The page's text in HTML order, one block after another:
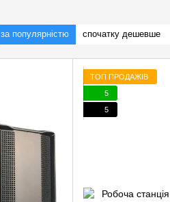
за популярністю спочатку дешевше
ТОП ПРОДАЖІВ
5
5